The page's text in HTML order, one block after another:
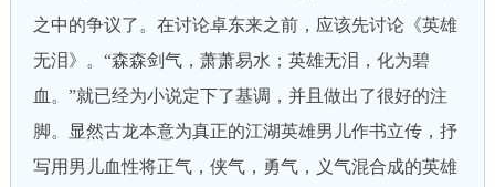
之中的争议了。在讨论卓东来之前，应该先讨论《英雄
无泪》。“森森剑气，萧萧易水；英雄无泪，化为碧
血。”就已经为小说定下了基调，并且做出了很好的注
脚。显然古龙本意为真正的江湖英雄男儿作书立传，抒
写用男儿血性将正气，侠气，勇气，义气混合成的英雄